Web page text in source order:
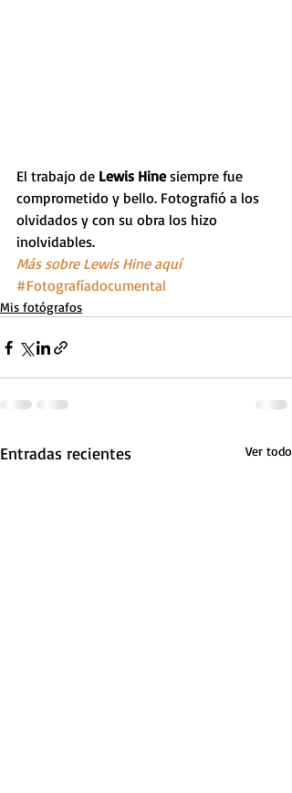
El trabajo de Lewis Hine siempre fue
comprometido y bello. Fotografió a los
olvidados y con su obra los hizo
inolvidables.
Más sobre Lewis Hine aquí
#Fotografíadocumental
Mis fotógrafos
Entradas recientes Ver todo